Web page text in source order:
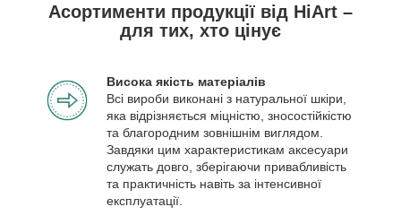
Асортименти продукції від HiArt –
для тих, хто цінує
Висока якість матеріалів
Всі вироби виконані з натуральної шкіри,
яка відрізняється міцністю, зносостійкістю
та благородним зовнішнім виглядом.
Завдяки цим характеристикам аксесуари
служать довго, зберігаючи привабливість
та практичність навіть за інтенсивної
експлуатації.